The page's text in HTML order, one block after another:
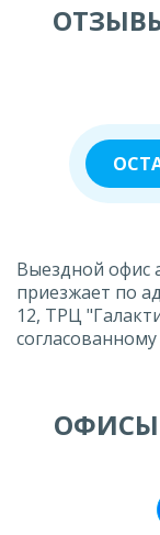
Выездной офис
приезжает по
12, ТРЦ
ОФИСЫ